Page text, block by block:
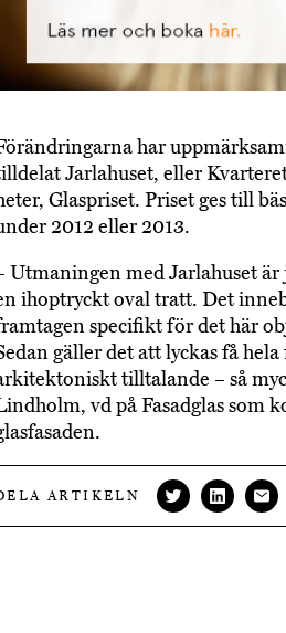
har
Jarlahuset, eller
Glaspriset. Priset ges till
2012 eller 2013.
Utmaningen med Jarlahuset
ihoptryckt oval tratt. Det
specifikt för det här
gäller det att lyckas få
tilltalande – så
vd på Fasadglas som
ARTIKELN